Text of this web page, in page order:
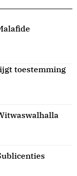
toestemming